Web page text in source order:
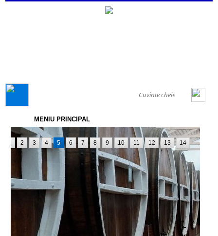
MENIU PRINCIPAL
1 2 3 4 5 6 7 8 9 10 11 12 13 14